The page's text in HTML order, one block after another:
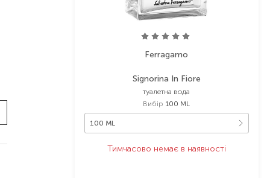
Ferragamo
Signorina In Fiore
туалетна вода
Вибір 100 ML
100 ML
Тимчасово немає в наявності